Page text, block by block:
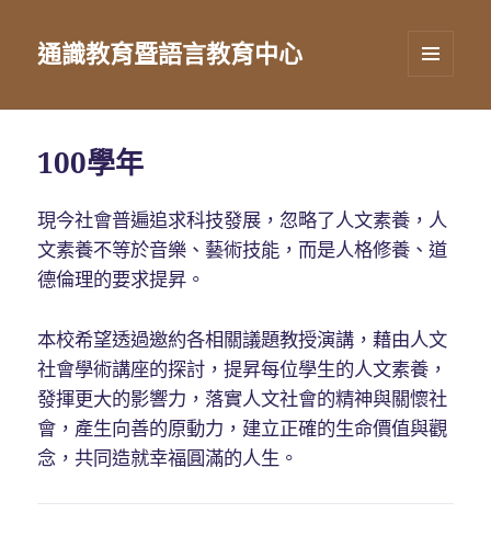
通識教育暨語言教育中心
小工具
100學年
現今社會普遍追求科技發展，忽略了人文素養，人
文素養不等於音樂、藝術技能，而是人格修養、道
德倫理的要求提昇。
本校希望透過邀約各相關議題教授演講，藉由人文
社會學術講座的探討，提昇每位學生的人文素養，
發揮更大的影響力，落實人文社會的精神與關懷社
會，產生向善的原動力，建立正確的生命價值與觀
念，共同造就幸福圓滿的人生。